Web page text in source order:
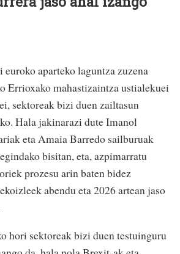
aparteko laguntza zuzena
Errioxako mahastizaintza ustialekuei
sektoreak bizi duen zailtasun
Hala jakinarazi dute Imanol
eta Amaia Barredo sailburuak
bisitan, eta, azpimarratu
prozesu arin baten bidez
abendu eta 2026 artean jaso
hori sektoreak bizi duen testuinguru